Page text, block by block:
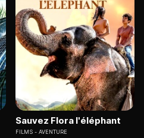
Sauvez Flora l'éléphant
FILMS AVENTURE